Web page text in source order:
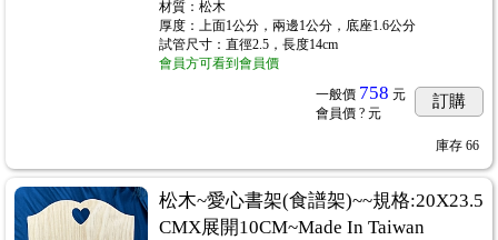
材質：松木
厚度：上面1公分，兩邊1公分，底座1.6公分
試管尺寸：直徑2.5，長度14cm
會員方可看到會員價
一般價 758 元
會員價 ? 元
訂購
庫存 66
松木~愛心書架(食譜架)~~規格:20X23.5
CMX展開10CM~Made In Taiwan